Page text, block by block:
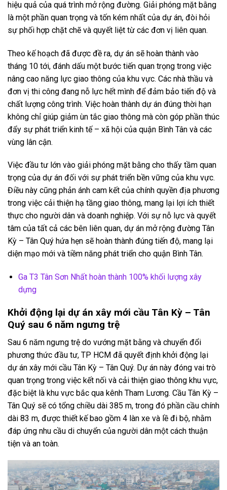
hiệu quả của quá trình mở rộng đường. Giải phóng mặt bằng
là một phần quan trọng và tốn kém nhất của dự án, đòi hỏi
sự phối hợp chặt chẽ và quyết liệt từ các đơn vị liên quan.
Theo kế hoạch đã được đề ra, dự án sẽ hoàn thành vào
tháng 10 tới, đánh dấu một bước tiến quan trọng trong việc
nâng cao năng lực giao thông của khu vực. Các nhà thầu và
đơn vị thi công đang nỗ lực hết mình để đảm bảo tiến độ và
chất lượng công trình. Việc hoàn thành dự án đúng thời hạn
không chỉ giúp giảm ùn tắc giao thông mà còn góp phần thúc
đẩy sự phát triển kinh tế – xã hội của quận Bình Tân và các
vùng lân cận.
Việc đầu tư lớn vào giải phóng mặt bằng cho thấy tầm quan
trọng của dự án đối với sự phát triển bền vững của khu vực.
Điều này cũng phản ánh cam kết của chính quyền địa phương
trong việc cải thiện hạ tầng giao thông, mang lại lợi ích thiết
thực cho người dân và doanh nghiệp. Với sự nỗ lực và quyết
tâm của tất cả các bên liên quan, dự án mở rộng đường Tân
Kỳ – Tân Quý hứa hẹn sẽ hoàn thành đúng tiến độ, mang lại
diện mạo mới và tiềm năng phát triển cho quận Bình Tân.
Ga T3 Tân Sơn Nhất hoàn thành 100% khối lượng xây
dựng
Khởi động lại dự án xây mới cầu Tân Kỳ – Tân
Quý sau 6 năm ngưng trệ
Sau 6 năm ngưng trệ do vướng mặt bằng và chuyển đổi
phương thức đầu tư, TP HCM đã quyết định khởi động lại
dự án xây mới cầu Tân Kỳ – Tân Quý. Dự án này đóng vai trò
quan trọng trong việc kết nối và cải thiện giao thông khu vực,
đặc biệt là khu vực bắc qua kênh Tham Lương. Cầu Tân Kỳ –
Tân Quý sẽ có tổng chiều dài 385 m, trong đó phần cầu chính
dài 83 m, được thiết kế bao gồm 4 làn xe và lề đi bộ, nhằm
đáp ứng nhu cầu di chuyển của người dân một cách thuận
tiện và an toàn.